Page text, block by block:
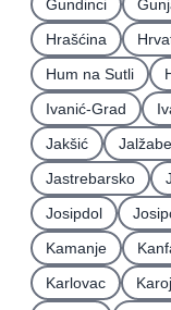
Gundinci
Hrašćina
Hum na Sutli
Ivanić-Grad
Jakšić
Jastrebarsko
Josipdol
Kamanje
Karlovac